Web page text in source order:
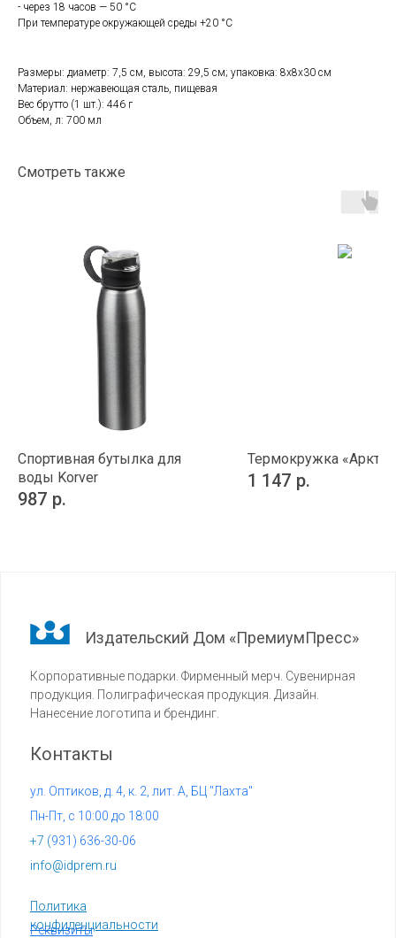
- через 18 часов — 50 °С
При температуре окружающей среды +20 °С
Размеры: диаметр: 7,5 см, высота: 29,5 см; упаковка: 8х8х30 см
Материал: нержавеющая сталь, пищевая
Вес брутто (1 шт.): 446 г
Объем, л: 700 мл
Смотреть также
Спортивная бутылка для
воды Korver
987 р.
Термокружка
1 147 р.
Издательский Дом «ПремиумПресс»
Корпоративные подарки. Фирменный мерч. Сувенирная
продукция. Полиграфическая продукция. Дизайн.
Нанесение логотипа и брендинг.
info@idprem.ru
Контакты
Политика
конфиденциальности
+7 (931) 636-30-06
Реквизиты
ул. Оптиков, д. 4, к. 2, лит. А, БЦ "Лахта"
Пн-Пт, с 10:00 до 18:00